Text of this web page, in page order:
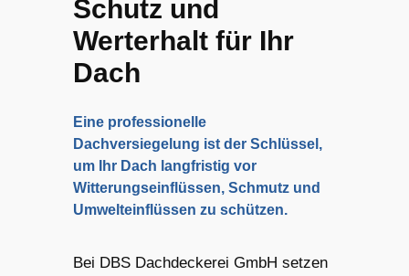
Schutz und
Werterhalt für Ihr
Dach
Eine professionelle
Dachversiegelung ist der Schlüssel,
um Ihr Dach langfristig vor
Witterungseinflüssen, Schmutz und
Umwelteinflüssen zu schützen.
Bei DBS Dachdeckerei GmbH setzen